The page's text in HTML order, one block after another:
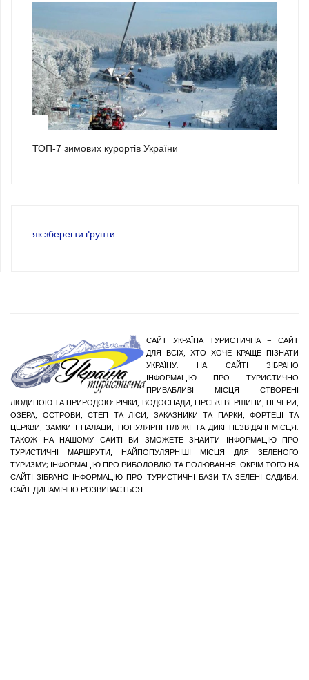
ТОП-7 зимових курортів України
як зберегти ґрунти
САЙТ УКРАЇНА ТУРИСТИЧНА – САЙТ
ДЛЯ ВСІХ, ХТО ХОЧЕ КРАЩЕ ПІЗНАТИ
УКРАЇНУ. НА САЙТІ ЗІБРАНО
ІНФОРМАЦІЮ ПРО ТУРИСТИЧНО
ПРИВАБЛИВІ МІСЦЯ СТВОРЕНІ
ЛЮДИНОЮ ТА ПРИРОДОЮ: РІЧКИ, ВОДОСПАДИ, ГІРСЬКІ ВЕРШИНИ, ПЕЧЕРИ,
ОЗЕРА, ОСТРОВИ, СТЕП ТА ЛІСИ, ЗАКАЗНИКИ ТА ПАРКИ, ФОРТЕЦІ ТА
ЦЕРКВИ, ЗАМКИ І ПАЛАЦИ, ПОПУЛЯРНІ ПЛЯЖІ ТА ДИКІ НЕЗВІДАНІ МІСЦЯ.
ТАКОЖ НА НАШОМУ САЙТІ ВИ ЗМОЖЕТЕ ЗНАЙТИ ІНФОРМАЦІЮ ПРО
ТУРИСТИЧНІ МАРШРУТИ, НАЙПОПУЛЯРНІШІ МІСЦЯ ДЛЯ ЗЕЛЕНОГО
ТУРИЗМУ; ІНФОРМАЦІЮ ПРО РИБОЛОВЛЮ ТА ПОЛЮВАННЯ. ОКРІМ ТОГО НА
САЙТІ ЗІБРАНО ІНФОРМАЦІЮ ПРО ТУРИСТИЧНІ БАЗИ ТА ЗЕЛЕНІ САДИБИ.
САЙТ ДИНАМІЧНО РОЗВИВАЄТЬСЯ.